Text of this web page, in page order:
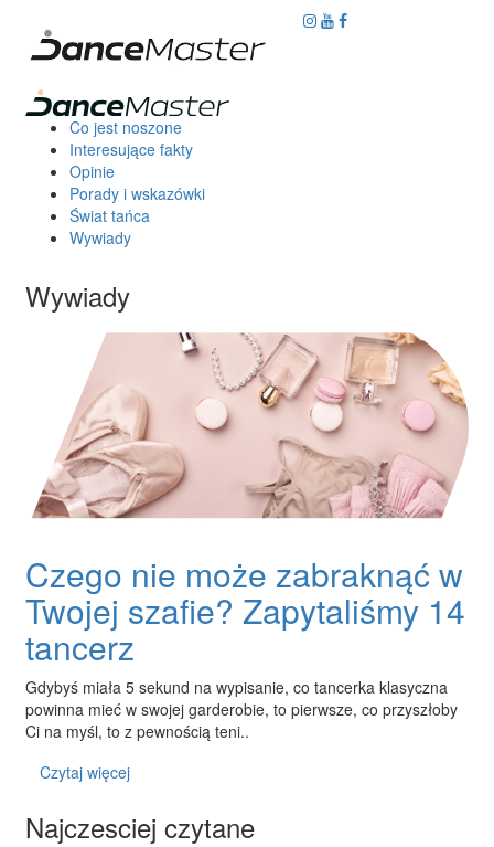
Co jest noszone
Interesujące fakty
Opinie
Porady i wskazówki
Świat tańca
Wywiady
Wywiady
Czego nie może zabraknąć w
Twojej szafie? Zapytaliśmy 14
tancerz
Gdybyś miała 5 sekund na wypisanie, co tancerka klasyczna
powinna mieć w swojej garderobie, to pierwsze, co przyszłoby
Ci na myśl, to z pewnością teni..
Czytaj więcej
Najczesciej czytane